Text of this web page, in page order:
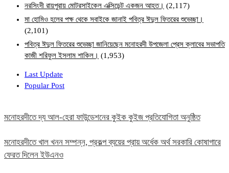
নরসিংদী রায়পুরায় মোটরসাইকেল এক্সিডেন্ট একজন আহত। (2,117)
মা হোমিও হলের পক্ষ থেকে সবাইকে জানাই পবিত্র ঈদুল ফিতরের শুভেচ্ছা।
(2,101)
পবিত্র ঈদুল ফিতরের শুভেচ্ছা জানিয়েছেন মনোহরদী উপজেলা প্রেস ক্লাবের সভাপতি
কাজী শরিফুল ইসলাম শাকিল। (1,953)
Last Update
Popular Post
মনোহরদীতে দ্য আল-হেরা ফাউন্ডেশনের কুইক কুইজ প্রতিযোগিতা অনুষ্ঠিত
মনোহরদীতে খাল খনন সম্পন্ন, প্রকল্প ব্যয়ের প্রায় অর্ধেক অর্থ সরকারি কোষাগারে
ফেরত দিলেন ইউএনও